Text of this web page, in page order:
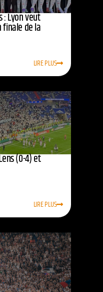
: Lyon veut
finale de la
LIRE PLUS
(0-4) et
LIRE PLUS